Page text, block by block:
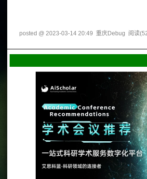
posted @ 2023-03-14 20:49 重庆Debug 阅读(